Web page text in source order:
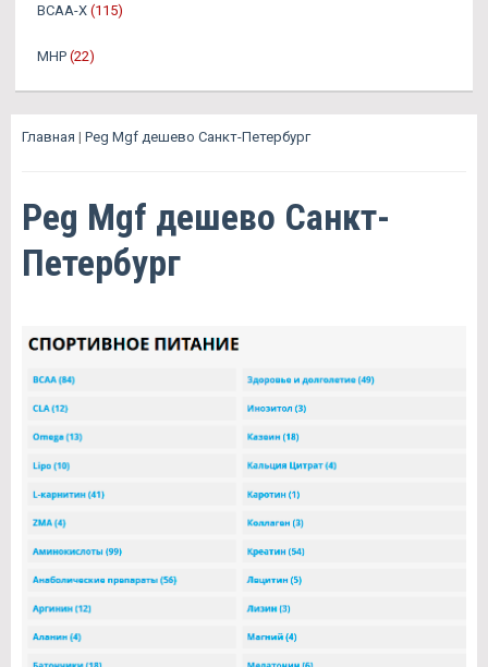
BCAA-X (115)
MHP (22)
Главная | Peg Mgf дешево Санкт-Петербург
Peg Mgf дешево Санкт-
Петербург